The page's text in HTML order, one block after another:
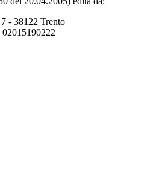
- 38122 Trento